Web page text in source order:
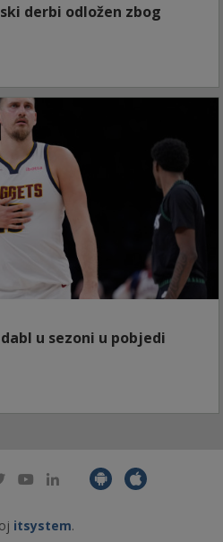
derbi odložen zbog
u sezoni u pobjedi
itsystem.